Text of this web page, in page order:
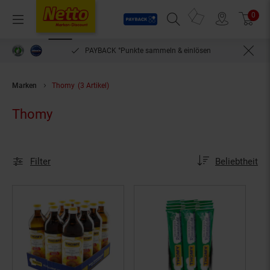
Menü
Payback
Suchfeld einblenden
Prospekte 0
PAYBACK °Punkte sammeln & einlösen
Marken Thomy (3 Artikel)
Thomy
Filter Sortierung:
Beliebtheit